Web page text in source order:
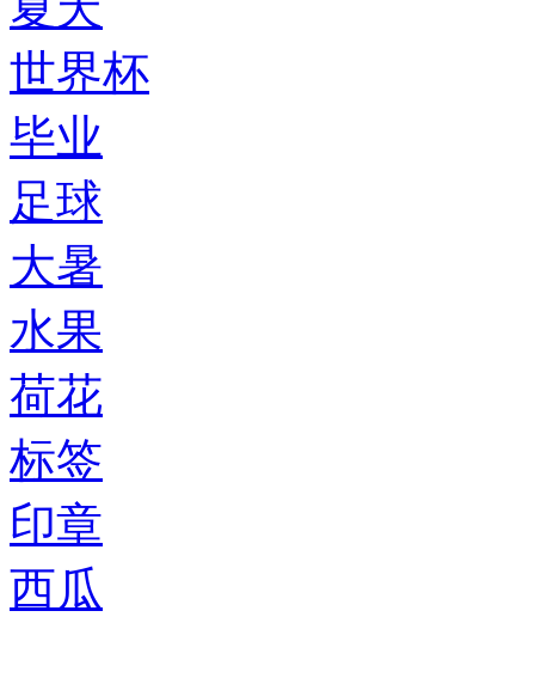
世界杯
毕业
足球
大暑
水果
荷花
标签
印章
西瓜